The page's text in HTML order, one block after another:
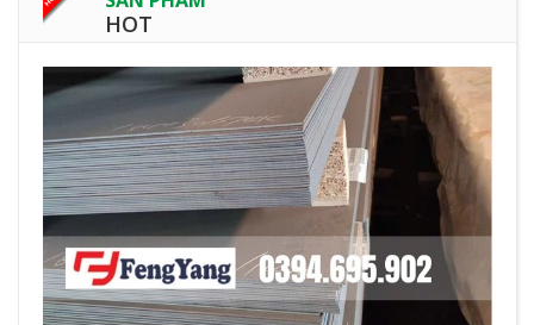
HOT